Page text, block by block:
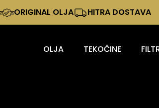
ORIGINAL OLJA HITRA DOSTAVA
OLJA TEKOČINE